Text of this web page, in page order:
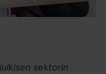
sektorin